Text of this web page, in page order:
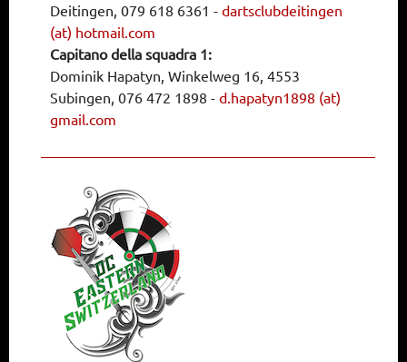
Deitingen, 079 618 6361 - dartsclubdeitingen
(at) hotmail.com
Capitano della squadra 1:
Dominik Hapatyn, Winkelweg 16, 4553
Subingen, 076 472 1898 - d.hapatyn1898 (at)
gmail.com